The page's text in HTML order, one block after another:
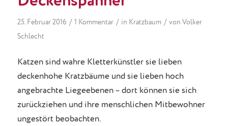
25. Februar 2016 / 1 Kommentar / in Kratzbaum / von Volker
Schlecht
Katzen sind wahre Kletterkünstler sie lieben
deckenhohe Kratzbäume und sie lieben hoch
angebrachte Liegeebenen – dort können sie sich
zurückziehen und ihre menschlichen Mitbewohner
ungestört beobachten.